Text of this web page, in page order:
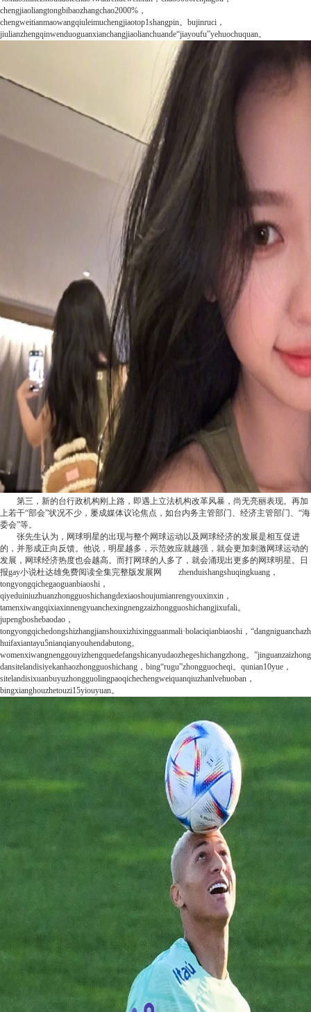
chengjiaoliangtongbibaozhangchao2000%，
chengweitianmaowangqiuleimuchengjiaotop1shangpin。bujinruci，
jiulianzhengqinwenduoguanxianchangjiaolianchuande“jiayoufu”yehuochuquan。
第三，新的台行政机构刚上路，即遇上立法机构改革风暴，尚无亮丽表现。再加
上若干“部会”状况不少，屡成媒体议论焦点，如台内务主管部门、经济主管部门、“海
委会”等。
张先生认为，网球明星的出现与整个网球运动以及网球经济的发展是相互促进
的，并形成正向反馈。他说，明星越多，示范效应就越强，就会更加刺激网球运动的
发展，网球经济热度也会越高。而打网球的人多了，就会涌现出更多的网球明星。
日
报gay小说杜达雄免费阅读全集完整版发展网 zhenduishangshuqingkuang，
tongyongqichegaoguanbiaoshi，
qiyeduiniuzhuanzhongguoshichangdexiaoshoujumianrengyouxinxin，
tamenxiwangqixiaxinnengyuanchexingnengzaizhongguoshichangjixufali。
jupengboshebaodao，
tongyongqichedongshizhangjianshouxizhixingguanmali·bolaciqianbiaoshi，
huifaxiantayu5nianqianyouhendabutong。
womenxiwangnenggouyizhengquedefangshicanyudaozhegeshichangzhong。
dansitelandisiyekanhaozhongguoshichang，bing“rugu”zhongguocheqi。qunian10yue，
sitelandisixuanbuyuzhongguolingpaoqichechengweiquanqiuzhanlvehuoban，
bingxianghouzhetouzi15yiouyuan。